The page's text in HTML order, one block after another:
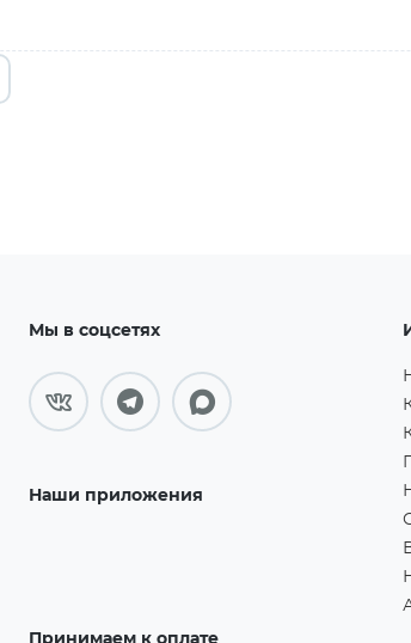
Мы в соцсетях
Наши приложения
Принимаем к оплате